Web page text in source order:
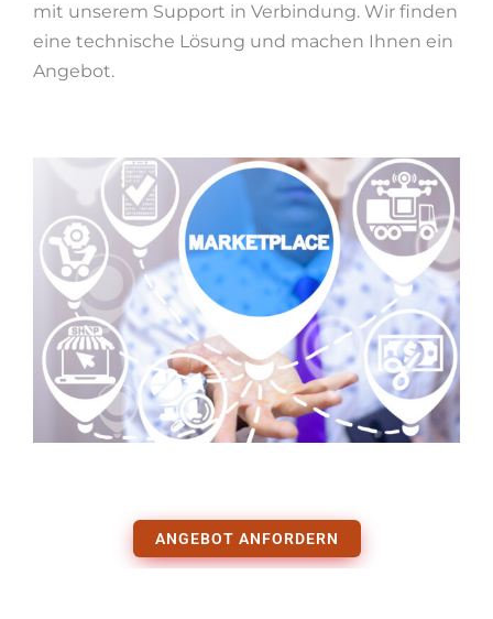
mit unserem Support in Verbindung. Wir finden
eine technische Lösung und machen Ihnen ein
Angebot.
ANGEBOT ANFORDERN